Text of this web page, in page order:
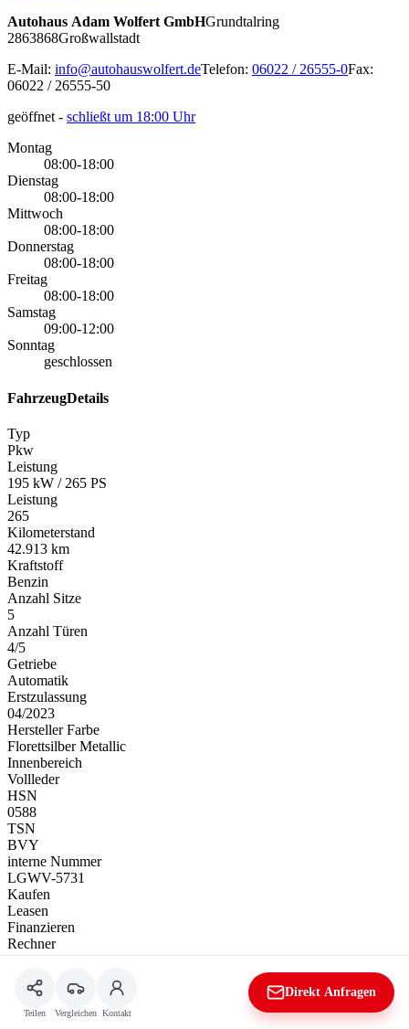
Autohaus Adam Wolfert GmbHGrundtalring
2863868Großwallstadt
E-Mail: info@autohauswolfert.deTelefon: 06022 / 26555-0Fax:
06022 / 26555-50
geöffnet-
schließt um 18:00 Uhr
Montag
08:00-18:00
Dienstag
08:00-18:00
Mittwoch
08:00-18:00
Donnerstag
08:00-18:00
Freitag
08:00-18:00
Samstag
09:00-12:00
Sonntag
geschlossen
FahrzeugDetails
Typ
Pkw
Leistung
195 kW / 265 PS
Leistung
265
Kilometerstand
42.913 km
Kraftstoff
Benzin
Anzahl Sitze
5
Anzahl Türen
4/5
Getriebe
Automatik
Erstzulassung
04/2023
Hersteller Farbe
Florettsilber Metallic
Innenbereich
Vollleder
HSN
0588
TSN
BVY
interne Nummer
LGWV-5731
Kaufen
Leasen
Finanzieren
Rechner
Kaufpreis
34.470 €19% MwSt.
Teilen Vergleichen Kontakt
Direkt Anfragen